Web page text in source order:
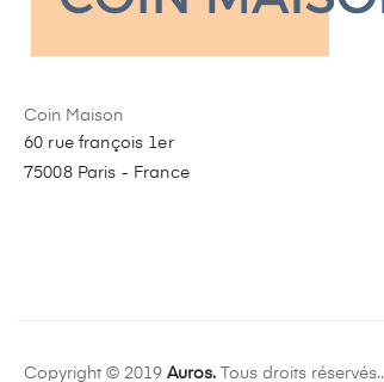
Coin Maison
60 rue françois 1er
75008 Paris - France
Copyright © 2019 Auros. Tous droits réservés..